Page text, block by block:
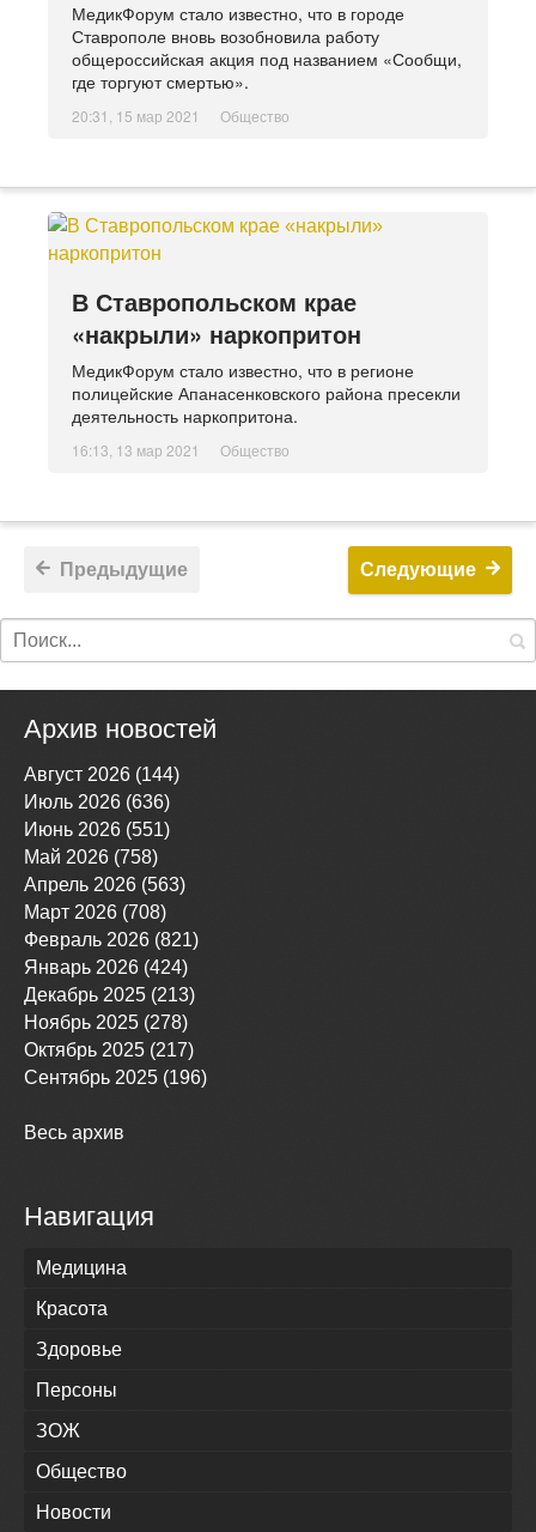
МедикФорум стало известно, что в городе
Ставрополе вновь возобновила работу
общероссийская акция под названием «Сообщи,
где торгуют смертью».
20:31, 15 мар 2021 Общество
В Ставропольском крае
«накрыли» наркопритон
МедикФорум стало известно, что в регионе
полицейские Апанасенковского района пресекли
деятельность наркопритона.
16:13, 13 мар 2021 Общество
Предыдущие Следующие
Архив новостей
Август 2026 (144)
Июль 2026 (636)
Июнь 2026 (551)
Май 2026 (758)
Апрель 2026 (563)
Март 2026 (708)
Февраль 2026 (821)
Январь 2026 (424)
Декабрь 2025 (213)
Ноябрь 2025 (278)
Октябрь 2025 (217)
Сентябрь 2025 (196)
Весь архив
Навигация
Медицина
Красота
Здоровье
Персоны
ЗОЖ
Общество
Новости